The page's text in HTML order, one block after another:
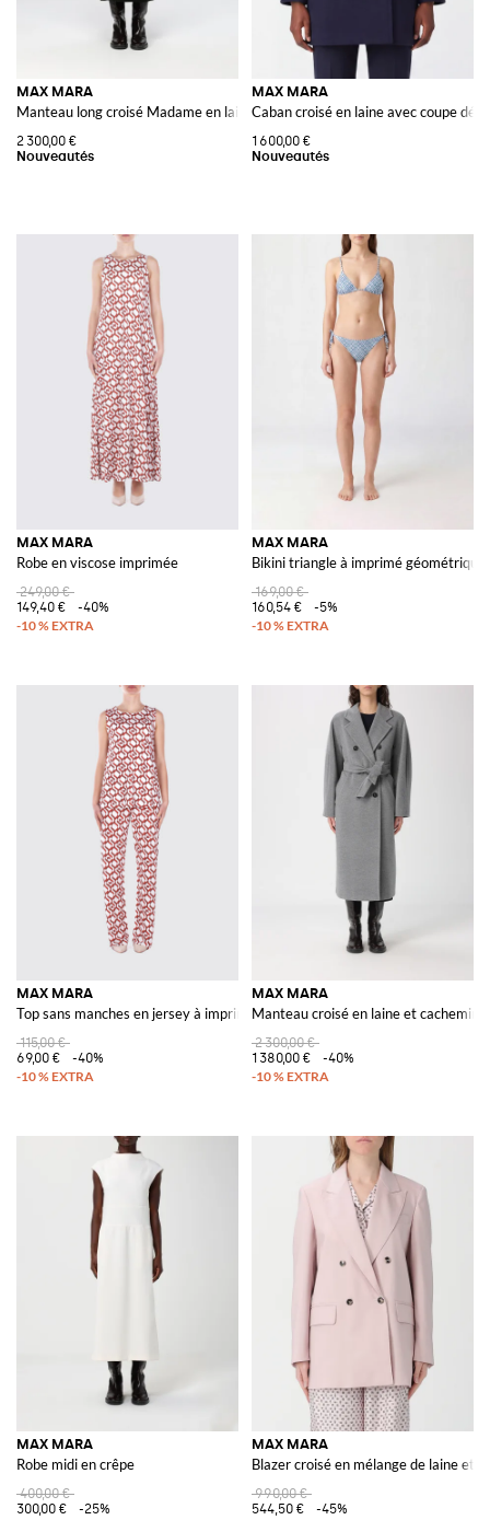
MAX MARA
Manteau long croisé Madame en laine avec ceinture
2 300,00 €
MAX MARA
Caban croisé en laine avec coupe
1 600,00 €
MAX MARA
Robe en viscose imprimée
249,00 €
149,40 €
-40%
MAX MARA
Bikini triangle à imprimé
169,00 €
160,54 €
-5%
MAX MARA
Top sans manches en jersey à imprimé géométrique
115,00 €
69,00 €
-40%
MAX MARA
Manteau croisé en laine et cachemire
2 300,00 €
1 380,00 €
-40%
MAX MARA
Robe midi en crêpe
400,00 €
300,00 €
-25%
MAX MARA
Blazer croisé en mélange de laine et
990,00 €
544,50 €
-45%